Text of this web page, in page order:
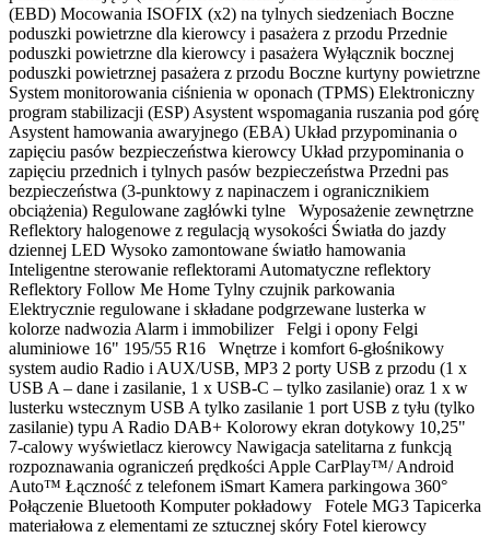
(EBD) Mocowania ISOFIX (x2) na tylnych siedzeniach Boczne
poduszki powietrzne dla kierowcy i pasażera z przodu Przednie
poduszki powietrzne dla kierowcy i pasażera Wyłącznik bocznej
poduszki powietrznej pasażera z przodu Boczne kurtyny powietrzne
System monitorowania ciśnienia w oponach (TPMS) Elektroniczny
program stabilizacji (ESP) Asystent wspomagania ruszania pod górę
Asystent hamowania awaryjnego (EBA) Układ przypominania o
zapięciu pasów bezpieczeństwa kierowcy Układ przypominania o
zapięciu przednich i tylnych pasów bezpieczeństwa Przedni pas
bezpieczeństwa (3-punktowy z napinaczem i ogranicznikiem
obciążenia) Regulowane zagłówki tylne Wyposażenie zewnętrzne
Reflektory halogenowe z regulacją wysokości Światła do jazdy
dziennej LED Wysoko zamontowane światło hamowania
Inteligentne sterowanie reflektorami Automatyczne reflektory
Reflektory Follow Me Home Tylny czujnik parkowania
Elektrycznie regulowane i składane podgrzewane lusterka w
kolorze nadwozia Alarm i immobilizer Felgi i opony Felgi
aluminiowe 16" 195/55 R16 Wnętrze i komfort 6-głośnikowy
system audio Radio i AUX/USB, MP3 2 porty USB z przodu (1 x
USB A – dane i zasilanie, 1 x USB-C – tylko zasilanie) oraz 1 x w
lusterku wstecznym USB A tylko zasilanie 1 port USB z tyłu (tylko
zasilanie) typu A Radio DAB+ Kolorowy ekran dotykowy 10,25"
7-calowy wyświetlacz kierowcy Nawigacja satelitarna z funkcją
rozpoznawania ograniczeń prędkości Apple CarPlay™/ Android
Auto™ Łączność z telefonem iSmart Kamera parkingowa 360°
Połączenie Bluetooth Komputer pokładowy Fotele MG3 Tapicerka
materiałowa z elementami ze sztucznej skóry Fotel kierowcy